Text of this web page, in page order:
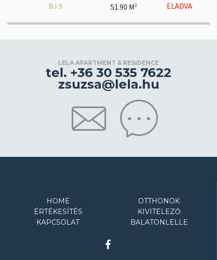
B.I.9 51.90 M2 ELADVA
LELA APARTMENT & RESIDENCE
tel. +36 30 535 7622
zsuzsa@lela.hu
HOME
OTTHONOK
ÉRTÉKESÍTÉS
KIVITELEZŐ
KAPCSOLAT
BALATONLELLE